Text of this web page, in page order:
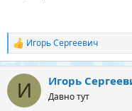
Р
е
к
и
Игорь Сергеевич
И Игорь
Давно тут